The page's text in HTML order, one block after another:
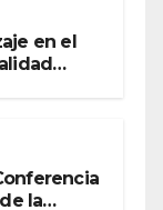
en el
la